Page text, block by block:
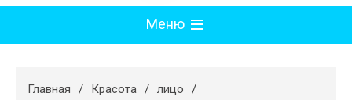
Меню
Худеем
Главная Красота
лицо